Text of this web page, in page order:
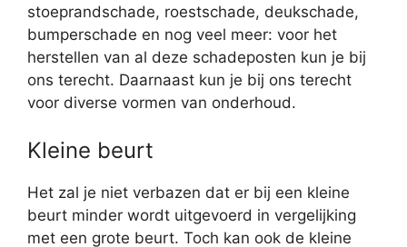
stoeprandschade, roestschade, deukschade,
bumperschade en nog veel meer: voor het
herstellen van al deze schadeposten kun je bij
ons terecht. Daarnaast kun je bij ons terecht
voor diverse vormen van onderhoud.
Kleine beurt
Het zal je niet verbazen dat er bij een kleine
beurt minder wordt uitgevoerd in vergelijking
met een grote beurt. Toch kan ook de kleine